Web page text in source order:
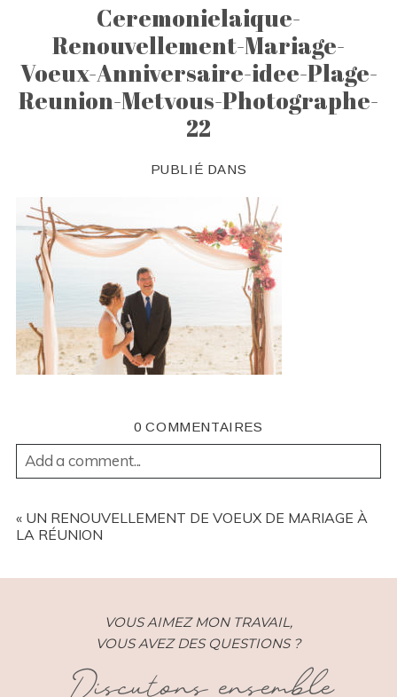
Ceremonielaique-
Renouvellement-Mariage-
Voeux-Anniversaire-idee-Plage-
Reunion-Metvous-Photographe-
22
PUBLIÉ DANS
0 COMMENTAIRES
Add a comment...
REQUIRED FIELDS ARE MARKED *
« UN RENOUVELLEMENT DE VOEUX DE MARIAGE À
LA RÉUNION
VOUS AIMEZ MON TRAVAIL,
VOUS AVEZ DES QUESTIONS ?